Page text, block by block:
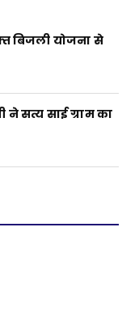
बिजली योजना से
ने सत्य साई ग्राम का